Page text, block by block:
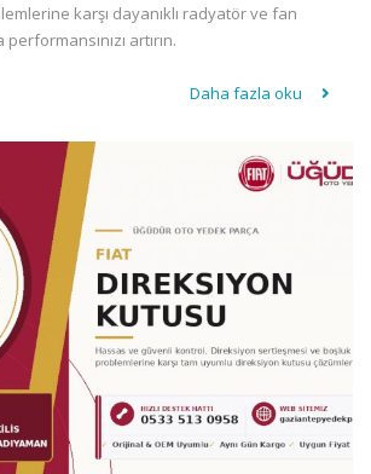
karşı dayanıklı radyatör ve fan
artırın.
Daha fazla oku